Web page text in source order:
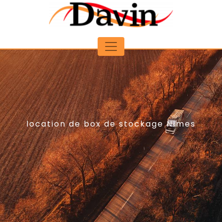
Panneau de gestion des cookies
location de box de stockage Nîmes